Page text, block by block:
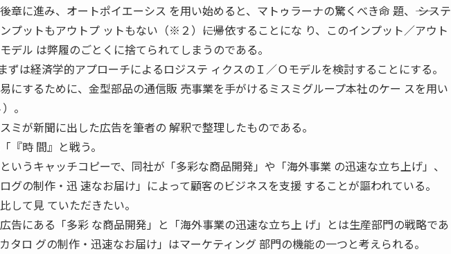
章に進み、オートポイエーシス を用い始めると、マトゥラーナの驚くべき命 題、―― システ
プットもアウトプ ットもない（※２）――に帰依することにな り、このインプット／アウト
デル は弊履のごとくに捨てられてしまうのである。
は経済学的アプローチによるロジステ ィクスのＩ／Ｏモデルを検討することにする。
にするために、金型部品の通信販 売事業を手がけるミスミグループ本社のケー スを用い
。
ミが新聞に出した広告を筆者の 解釈で整理したものである。
『時 間』と戦う。
いうキャッチコピーで、同社が「多彩な商品開発」や「海外事業 の迅速な立ち上げ」、
ログの制作・迅 速なお届け」によって顧客のビジネスを支援 することが謳われている。
して見 ていただきたい。
告にある「多彩 な商品開発」と「海外事業の迅速な立ち上 げ」とは生産部門の戦略であ
タロ グの制作・迅速なお届け」はマーケティング 部門の機能の一つと考えられる。